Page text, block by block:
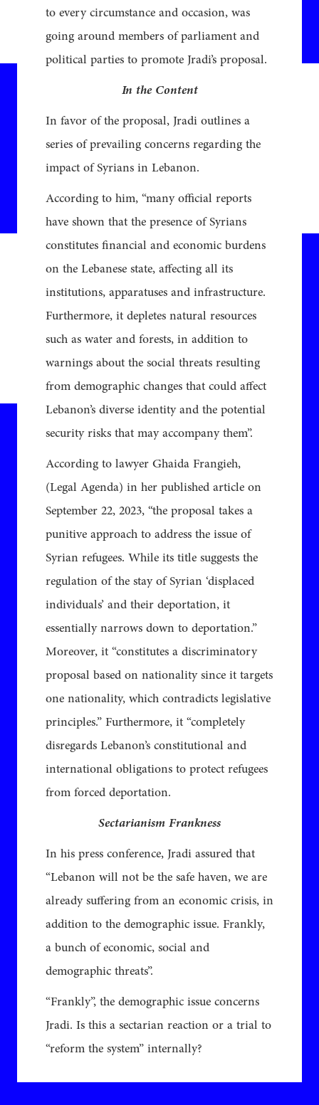
to every circumstance and occasion, was
going around members of parliament and
political parties to promote Jradi’s proposal.
In the Content
In favor of the proposal, Jradi outlines a
series of prevailing concerns regarding the
impact of Syrians in Lebanon.
According to him, “many official reports
have shown that the presence of Syrians
constitutes financial and economic burdens
on the Lebanese state, affecting all its
institutions, apparatuses and infrastructure.
Furthermore, it depletes natural resources
such as water and forests, in addition to
warnings about the social threats resulting
from demographic changes that could affect
Lebanon’s diverse identity and the potential
security risks that may accompany them”.
According to lawyer Ghaida Frangieh,
(Legal Agenda) in her published article on
September 22, 2023, “the proposal takes a
punitive approach to address the issue of
Syrian refugees. While its title suggests the
regulation of the stay of Syrian ‘displaced
individuals’ and their deportation, it
essentially narrows down to deportation.”
Moreover, it “constitutes a discriminatory
proposal based on nationality since it targets
one nationality, which contradicts legislative
principles.” Furthermore, it “completely
disregards Lebanon’s constitutional and
international obligations to protect refugees
from forced deportation.
Sectarianism Frankness
In his press conference, Jradi assured that
“Lebanon will not be the safe haven, we are
already suffering from an economic crisis, in
addition to the demographic issue. Frankly,
a bunch of economic, social and
demographic threats”.
“Frankly”, the demographic issue concerns
Jradi. Is this a sectarian reaction or a trial to
“reform the system” internally?